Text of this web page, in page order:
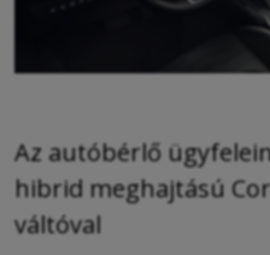
Az autóbérlő
hibrid meghajtású
váltóval